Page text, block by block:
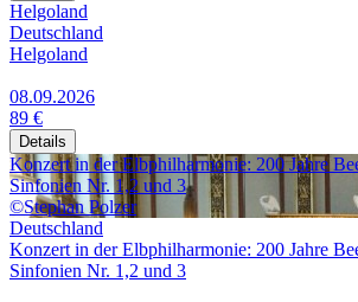
Helgoland
Deutschland
Helgoland
08.09.2026
89 €
Details
Konzert in der Elbphilharmonie: 200 Jahre
Sinfonien Nr. 1,2 und 3
©Stephan Polzer
Deutschland
Konzert in der Elbphilharmonie: 200 Jahre
Sinfonien Nr. 1,2 und 3